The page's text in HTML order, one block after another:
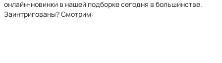
онлайн-новинки в нашей подборке сегодня в большинстве.
Заинтригованы? Смотрим: